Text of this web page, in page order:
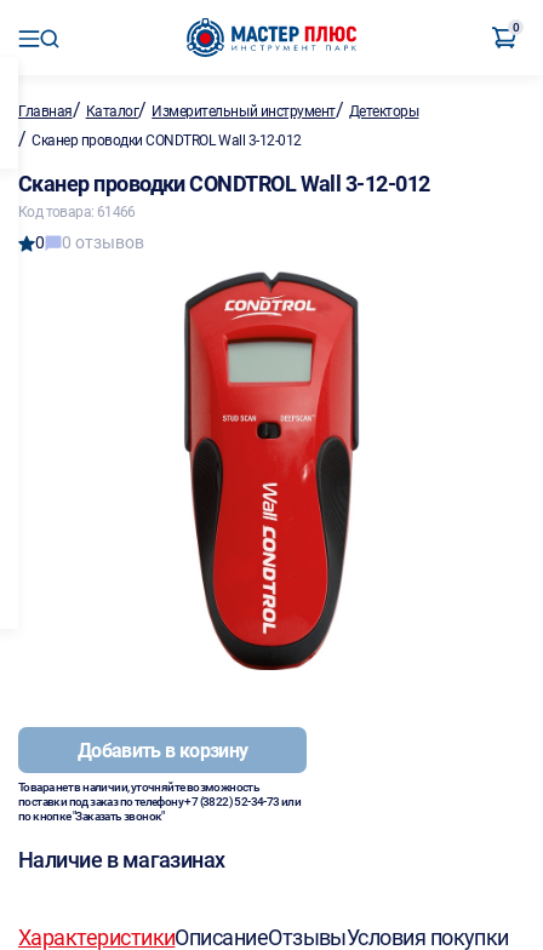
0
Главная/ Каталог/ Измерительный инструмент/ Детекторы
/ Сканер проводки CONDTROL Wall 3-12-012
Сканер проводки CONDTROL Wall 3-12-012
Код товара: 61466
0 0 отзывов
Добавить в корзину
Товара нет в наличии, уточняйте возможность
поставки под заказ по телефону+7 (3822) 52-34-73или
по кнопке "Заказать звонок"
Наличие в магазинах
ХарактеристикиОписаниеОтзывыУсловия покупки